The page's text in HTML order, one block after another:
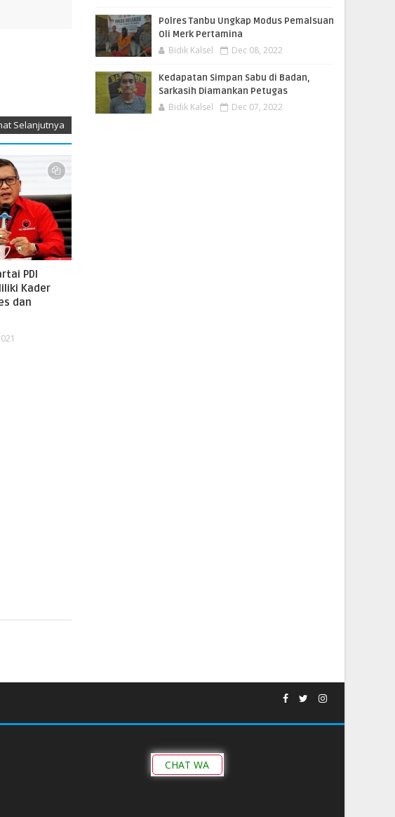
Selanjutnya
PDI
Kader
dan
Polres Tanbu Ungkap Modus Pemalsuan
Oli Merk Pertamina
Bidik Kalsel Dec 08, 2022
Kedapatan Simpan Sabu di Badan,
Sarkasih Diamankan Petugas
Bidik Kalsel Dec 07, 2022
CHAT WA